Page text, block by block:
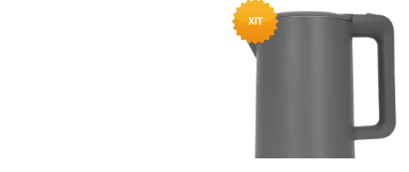
індикатор роботи